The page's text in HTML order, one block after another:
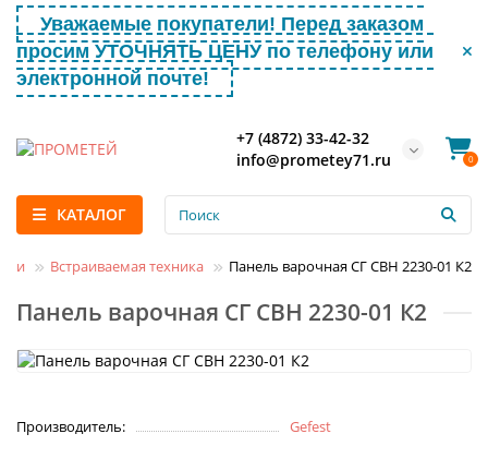
Уважаемые покупатели! Перед заказом
просим УТОЧНЯТЬ ЦЕНУ по телефону или
электронной почте!
+7 (4872) 33-42-32
info@prometey71.ru
0
КАТАЛОГ
Встраиваемая техника Панель варочная СГ СВН 2230-01 К2
Панель варочная СГ СВН 2230-01 К2
Производитель: Gefest